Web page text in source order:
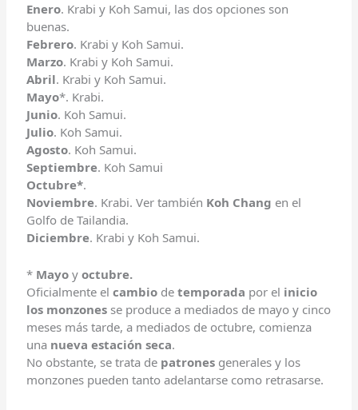
Enero. Krabi y Koh Samui, las dos opciones son
buenas.
Febrero. Krabi y Koh Samui.
Marzo. Krabi y Koh Samui.
Abril. Krabi y Koh Samui.
Mayo*. Krabi.
Junio. Koh Samui.
Julio. Koh Samui.
Agosto. Koh Samui.
Septiembre. Koh Samui
Octubre*.
Noviembre. Krabi. Ver también Koh Chang en el
Golfo de Tailandia.
Diciembre. Krabi y Koh Samui.
* Mayo yoctubre.
Oficialmente elcambio detemporada por el inicio
los monzones se produce a mediados de mayo y cinco
meses más tarde, a mediados de octubre, comienza
una nueva estación seca.
No obstante, se trata de patrones generales y los
monzones pueden tanto adelantarse como retrasarse.